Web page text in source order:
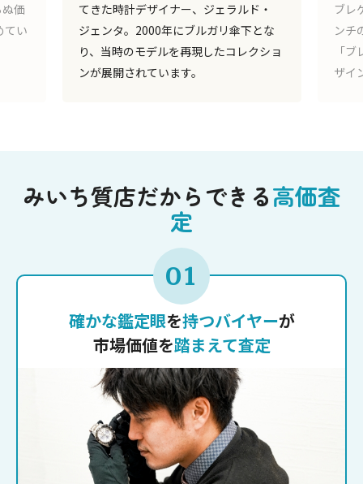
ー、ジェラルド・
ブルガリ傘下とな
再現したコレクショ
ブレゲは時計界のレオナルド・ダ・ヴ
ンチの異名を持つ存在。「ブレゲ針」
「ブレゲ数字」と呼ばれる洗練された
ザインにも定評があります。
みいち質店だからできる高価査
定
01
確かな鑑定眼を持つバイヤーが
市場価値を踏まえて査定